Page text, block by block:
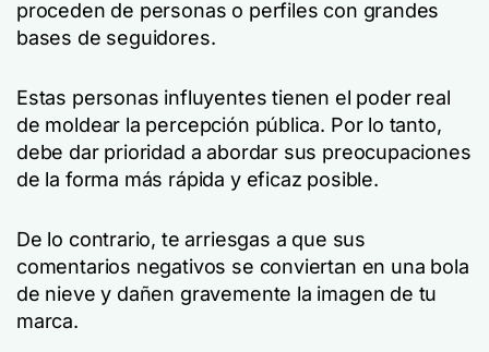
proceden de personas o perfiles con grandes
bases de seguidores.
Estas personas influyentes tienen el poder real
de moldear la percepción pública. Por lo tanto,
debe dar prioridad a abordar sus preocupaciones
de la forma más rápida y eficaz posible.
De lo contrario, te arriesgas a que sus
comentarios negativos se conviertan en una bola
de nieve y dañen gravemente la imagen de tu
marca.